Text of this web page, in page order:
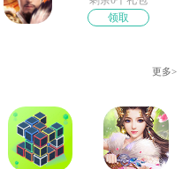
领取
更多>